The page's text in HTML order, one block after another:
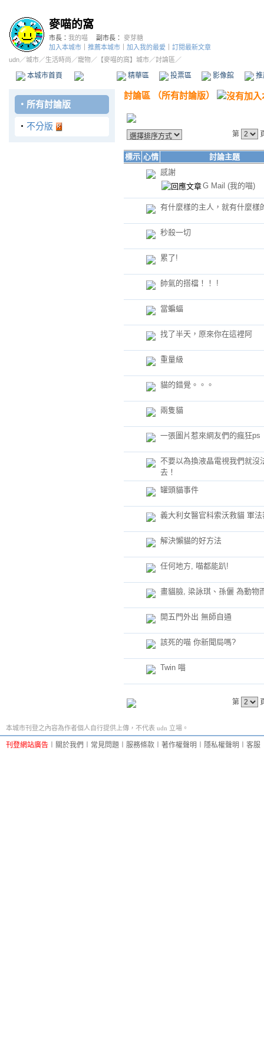
麥喵的窩
市長： 我的喵 副市長：
麥芽糖
加入本城市
推薦本城市 加入我的最愛
訂閱最新文章
udn／城市／生活時尚 ／寵物／ 【麥喵的窩】城市／討論區／
本城市首頁 精華區 投票區 影像館
‧ 所有討論版
‧ 不分版
討論區 （所有討論版）
第
標示 心情
討論主題
感謝
G Mail (我的喵)
有什麼樣的主人，就有什麼
秒殺一切
累了!
帥氣的搭檔！！ !
當蝙蝠
找了半天，原來你在這裡阿
重量級
貓的錯覺。。。
兩隻貓
一張圖片惹來網友們的瘋狂ps
不要以為換液晶電視我們就沒
去！
罐頭貓事件
義大利女醫官科索沃救貓 軍法
解決懶貓的好方法
任何地方, 喵都能趴!
畫貓臉, 梁詠琪、孫儷 為動物
開五門外出 無師自通
該死的喵 你新聞局嗎?
Twin 喵
第
本城市刊登之內容為作者個人自行提供上傳，不代表 udn 立場。
刊登網站廣告 關於我們 常見問題 服務條款 著作權聲明 隱私權聲明 客服